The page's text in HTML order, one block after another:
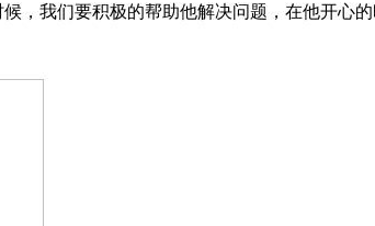
我们要积极的帮助他解决问题，在他开心的